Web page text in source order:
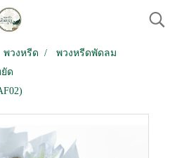
พวงหรีด
พวงหรีดพัดลม
ด